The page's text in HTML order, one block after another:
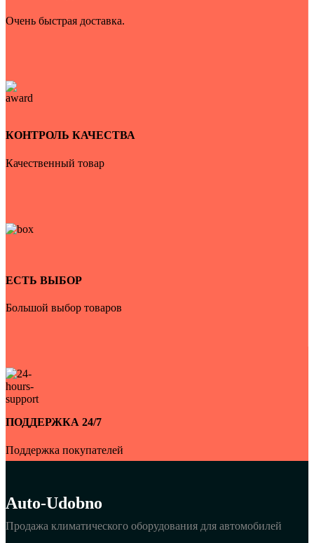
Очень быстрая доставка.
КОНТРОЛЬ КАЧЕСТВА
Качественный товар
ЕСТЬ ВЫБОР
Большой выбор товаров
ПОДДЕРЖКА 24/7
Поддержка покупателей
Auto-Udobno
Продажа климатического оборудования для автомобилей